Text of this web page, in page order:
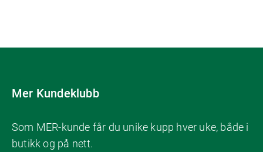
Mer Kundeklubb
Som MER-kunde får du unike kupp hver uke, både i
butikk og på nett.